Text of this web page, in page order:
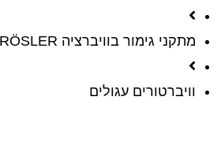
מתקני גימור בוויברציה RÖSLER
וויברטורים עגולים